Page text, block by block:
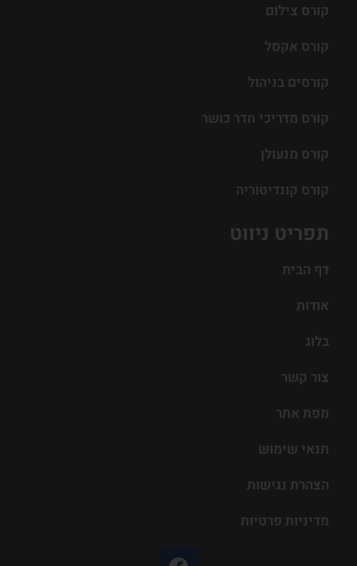
תפריט ניווט
דף הבית
אודות
בלוג
צור קשר
מפת אתר
תנאי שימוש
הצהרת נגישות
מדיניות פרטיות
קורס צילום
קורס אקסל
קורסים בניהול
קורס מדריכי חדר כושר
קורס מנעולן
קורס קונדיטוריה